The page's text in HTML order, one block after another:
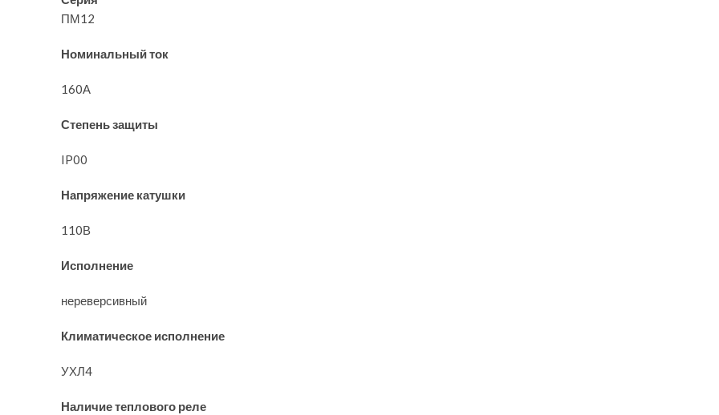
ПМ12
Номинальный ток
160А
Степень защиты
IP00
Напряжение катушки
110В
Исполнение
нереверсивный
Климатическое исполнение
УХЛ4
Наличие теплового реле